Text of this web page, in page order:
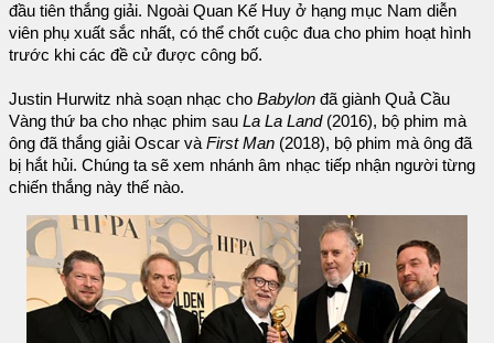
đầu tiên thắng giải. Ngoài Quan Kế Huy ở hạng mục Nam diễn
viên phụ xuất sắc nhất, có thể chốt cuộc đua cho phim hoạt hình
trước khi các đề cử được công bố.
Justin Hurwitz nhà soạn nhạc cho Babylon đã giành Quả Cầu
Vàng thứ ba cho nhạc phim sau La La Land(2016), bộ phim mà
ông đã thắng giải Oscar và First Man (2018), bộ phim mà ông đã
bị hắt hủi. Chúng ta sẽ xem nhánh âm nhạc tiếp nhận người từng
chiến thắng này thế nào.